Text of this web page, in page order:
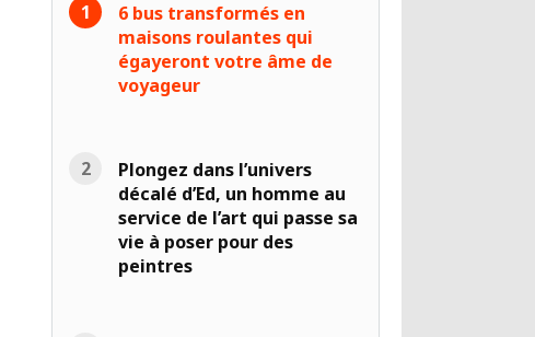
6 bus transformés en
maisons roulantes qui
égayeront votre âme de
voyageur
Plongez dans l’univers
décalé d’Ed, un homme au
service de l’art qui passe sa
vie à poser pour des
peintres